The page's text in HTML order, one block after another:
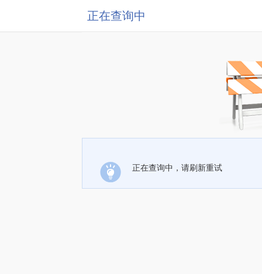
正在查询中
正在查询中，请刷新重试